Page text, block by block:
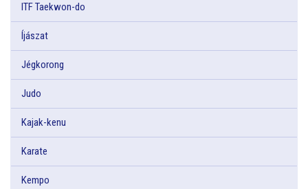
ITF Taekwon-do
Íjászat
Jégkorong
Judo
Kajak-kenu
Karate
Kempo